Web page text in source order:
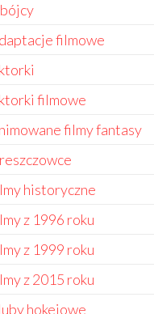
filmowe
filmowe
filmy fantasy
historyczne
z 1996 roku
z 1999 roku
z 2015 roku
hokejowe